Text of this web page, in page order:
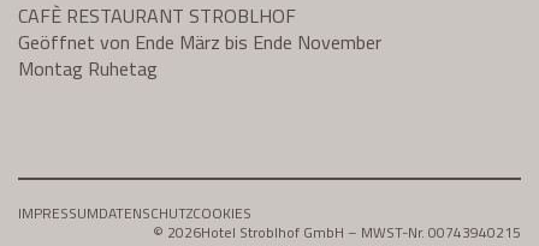
CAFÈ RESTAURANT STROBLHOF
Geöffnet von Ende März bis Ende November
Montag Ruhetag
IMPRESSUMDATENSCHUTZCOOKIES
© 2026Hotel Stroblhof GmbH – MWST-Nr. 00743940215